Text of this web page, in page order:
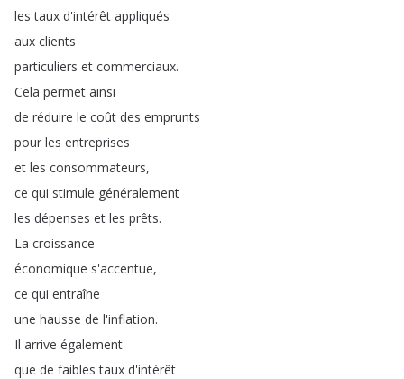
les taux d'intérêt appliqués
aux clients
particuliers et commerciaux.
Cela permet ainsi
de réduire le coût des emprunts
pour les entreprises
et les consommateurs,
ce qui stimule généralement
les dépenses et les prêts.
La croissance
économique s'accentue,
ce qui entraîne
une hausse de l'inflation.
Il arrive également
que de faibles taux d'intérêt